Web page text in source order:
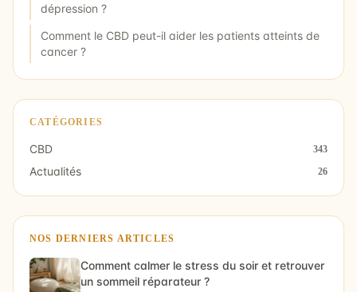
dépression ?
Comment le CBD peut-il aider les patients atteints de
cancer ?
CATÉGORIES
CBD 343
Actualités 26
NOS DERNIERS ARTICLES
Comment calmer le stress du soir et retrouver
un sommeil réparateur ?